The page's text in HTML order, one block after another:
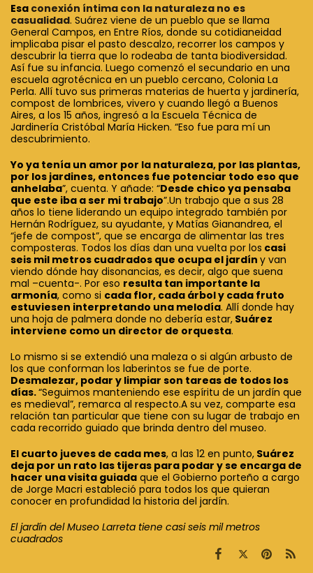
Esa conexión íntima con la naturaleza no es
casualidad. Suárez viene de un pueblo que se llama
General Campos, en Entre Ríos, donde su cotidianeidad
implicaba pisar el pasto descalzo, recorrer los campos y
descubrir la tierra que lo rodeaba de tanta biodiversidad.
Así fue su infancia. Luego comenzó el secundario en una
escuela agrotécnica en un pueblo cercano, Colonia La
Perla. Allí tuvo sus primeras materias de huerta y jardinería,
compost de lombrices, vivero y cuando llegó a Buenos
Aires, a los 15 años, ingresó a la Escuela Técnica de
Jardinería Cristóbal María Hicken. “Eso fue para mí un
descubrimiento.
Yo ya tenía un amor por la naturaleza, por las plantas,
por los jardines, entonces fue potenciar todo eso que
anhelaba”, cuenta. Y añade: “Desde chico ya pensaba
que este iba a ser mi trabajo”.Un trabajo que a sus 28
años lo tiene liderando un equipo integrado también por
Hernán Rodríguez, su ayudante, y Matías Gianandrea, el
“jefe de compost”, que se encarga de alimentar las tres
composteras. Todos los días dan una vuelta por los casi
seis mil metros cuadrados que ocupa el jardín y van
viendo dónde hay disonancias, es decir, algo que suena
mal –cuenta-. Por eso resulta tan importante la
armonía, como si cada flor, cada árbol y cada fruto
estuviesen interpretando una melodía. Allí donde hay
una hoja de palmera donde no debería estar, Suárez
interviene como un director de orquesta.
Lo mismo si se extendió una maleza o si algún arbusto de
los que conforman los laberintos se fue de porte.
Desmalezar, podar y limpiar son tareas de todos los
días.“Seguimos manteniendo ese espíritu de un jardín que
es medieval”, remarca al respecto.A su vez, comparte esa
relación tan particular que tiene con su lugar de trabajo en
cada recorrido guiado que brinda dentro del museo.
El cuarto jueves de cada mes, a las 12 en punto, Suárez
deja por un rato las tijeras para podar y se encarga de
hacer una visita guiada que el Gobierno porteño a cargo
de Jorge Macri estableció para todos los que quieran
conocer en profundidad la historia del jardín.
El jardín del Museo Larreta tiene casi seis mil metros
cuadrados